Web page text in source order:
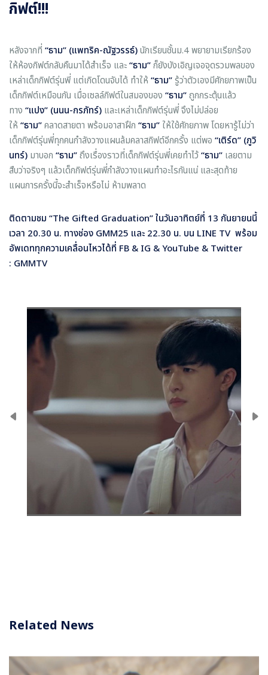
กิฟต์!!!
หลังจากที่ “ธาม” (แพทริค-ณัฐวรรธ์)นักเรียนชั้นม.4 พยายามเรียกร้อง
ให้ห้องกิฟต์กลับคืนมาได้สำเร็จ และ“ธาม”ก็ยังบังเอิญเจอจุดรวมพลของ
เหล่าเด็กกิฟต์รุ่นพี่ แต่เกิดโดนจับได้ ทำให้ “ธาม”รู้ว่าตัวเองมีศักยภาพเป็น
เด็กกิฟต์เหมือนกัน เมื่อเซลล์กิฟต์ในสมองของ “ธาม”ถูกกระตุ้นแล้ว
ทาง “แปง” (นนน-กรภัทร์) และเหล่าเด็กกิฟต์รุ่นพี่ จึงไม่ปล่อย
ให้ “ธาม”คลาดสายตา พร้อมอาสาฝึก “ธาม”ให้ใช้ศักยภาพ โดยหารู้ไม่ว่า
เด็กกิฟต์รุ่นพี่ทุกคนกำลังวางแผนล้มคลาสกิฟต์อีกครั้ง แต่พอ “เติร์ด” (ภูวิ
นทร์) มาบอก “ธาม”ถึงเรื่องราวที่เด็กกิฟต์รุ่นพี่เคยทำไว้“ธาม” เลยตาม
สืบว่าจริงๆ แล้วเด็กกิฟต์รุ่นพี่กำลังวางแผนทำอะไรกันแน่ และสุดท้าย
แผนการครั้งนี้จะสำเร็จหรือไม่ ห้ามพลาด
ติดตามชม “The Gifted Graduation”ในวันอาทิตย์ที่ 13 กันยายนนี้
เวลา 20.30 น. ทางช่อง GMM25 และ 22.30 น. บน LINE TV พร้อม
อัพเดททุกความเคลื่อนไหวได้ที่ FB & IG & YouTube & Twitter
: GMMTV
Related News